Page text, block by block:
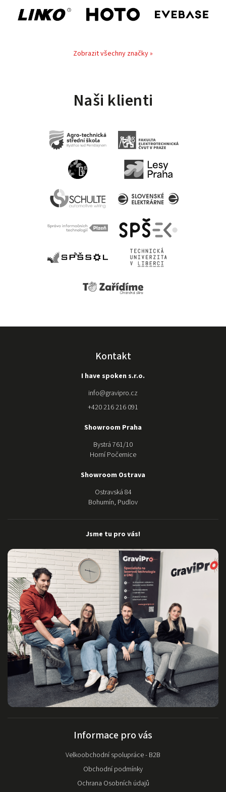
Zobrazit všechny značky »
Naši klienti
Kontakt
I have spoken s.r.o.
info@gravipro.cz
+420 216 216 091
Showroom Praha
Bystrá 761/10
Horní Počernice
Showroom Ostrava
Ostravská 84
Bohumín, Pudlov
Jsme tu pro vás!
Informace pro vás
Velkoobchodní spolupráce - B2B
Obchodní podmínky
Ochrana Osobních údajů